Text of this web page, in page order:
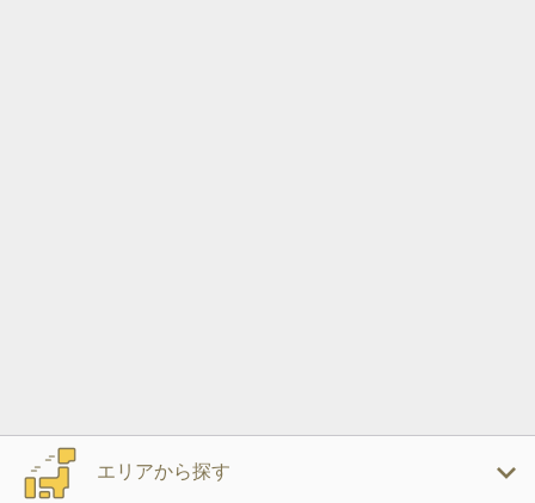
エリアから探す